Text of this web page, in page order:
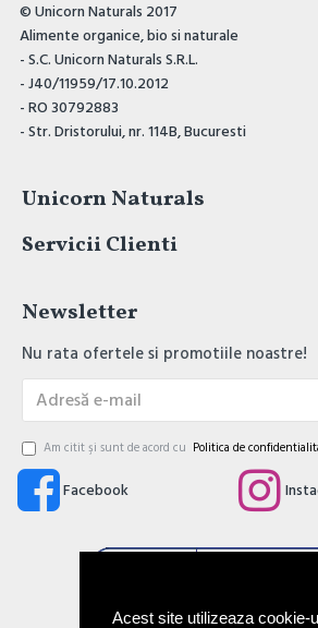
Acest site utilizeaza cookie-
© Unicorn Naturals 2017
Alimente organice, bio si naturale
- S.C. Unicorn Naturals S.R.L.
- J40/11959/17.10.2012
- RO 30792883
- Str. Dristorului, nr. 114B, Bucuresti
Unicorn Naturals
Servicii Clienti
Newsletter
Nu rata ofertele si promotiile noastre!
Am citit şi sunt de acord cu Politica de
Facebook